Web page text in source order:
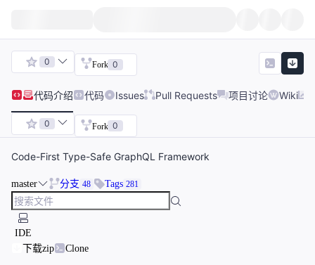
0 Fork 0
代码介绍 代码 Issues Pull Requests 项目讨论 Wiki
0 Fork 0
Code-First Type-Safe GraphQL Framework
master 分支 48 Tags 281
IDE
下载zip
Clone